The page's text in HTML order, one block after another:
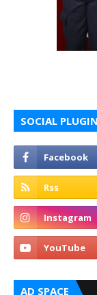
SOCIAL PLUGIN
AD SPACE